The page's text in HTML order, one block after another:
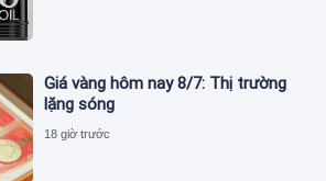
Giá vàng hôm nay 8/7: Thị trường
lặng sóng
18 giờ trước